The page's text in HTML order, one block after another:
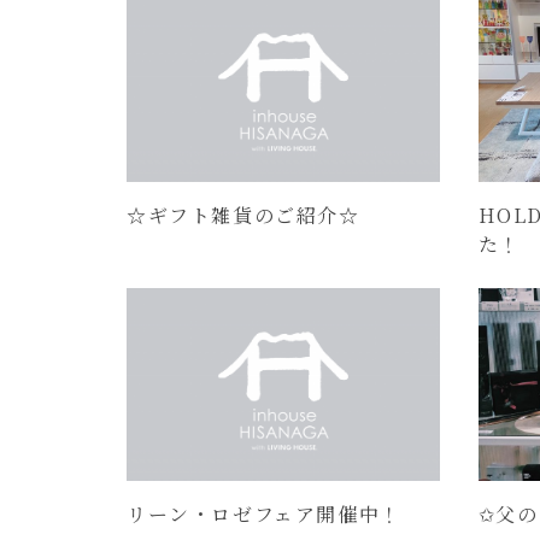
☆ギフト雑貨のご紹介☆
た！
リーン・ロゼフェア開催中！ ✩父